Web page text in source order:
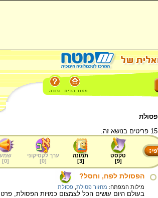
פסולת
טקסט
[
9
]
תמונה
[
3
]
ערך לקסיקוני
[
0
]
שמע
[
0
]
הפסולת לפח, וחסל?
מילות המפתח: מחזור פסולת פסולת
בעולם היום עושים הכל לצמצום כמויות הפסולת, פרט